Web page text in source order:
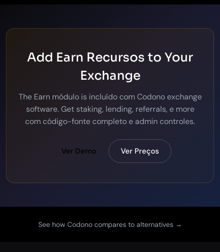
Add Earn Recursos to Your
Exchange
The Earn módulo is incluído com Codono exchange
software. Get staking, lending, referrals, e more
com código-fonte completo e admin controles.
Ver Demo Ver Preços
See how Codono compares to alternatives →